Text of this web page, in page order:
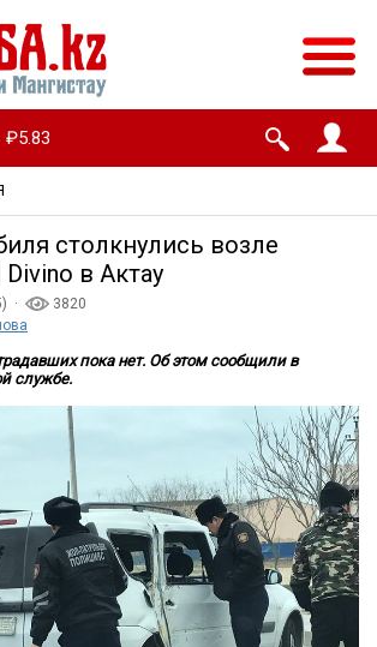
₽5.83
столкнулись возле
в Актау
·
3820
пока нет. Об этом сообщили в
службе.